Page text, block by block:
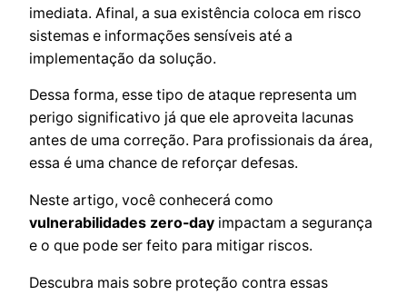
imediata. Afinal, a sua existência coloca em risco
sistemas e informações sensíveis até a
implementação da solução.
Dessa forma, esse tipo de ataque representa um
perigo significativo já que ele aproveita lacunas
antes de uma correção. Para profissionais da área,
essa é uma chance de reforçar defesas.
Neste artigo, você conhecerá como
vulnerabilidades zero-day impactam a segurança
e o que pode ser feito para mitigar riscos.
Descubra mais sobre proteção contra essas